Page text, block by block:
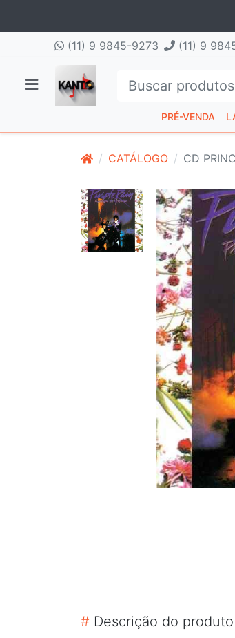
(11) 9 9845-9273 (11) 9
PRÉ-VENDA
CATÁLOGO CD
# Descrição do produto